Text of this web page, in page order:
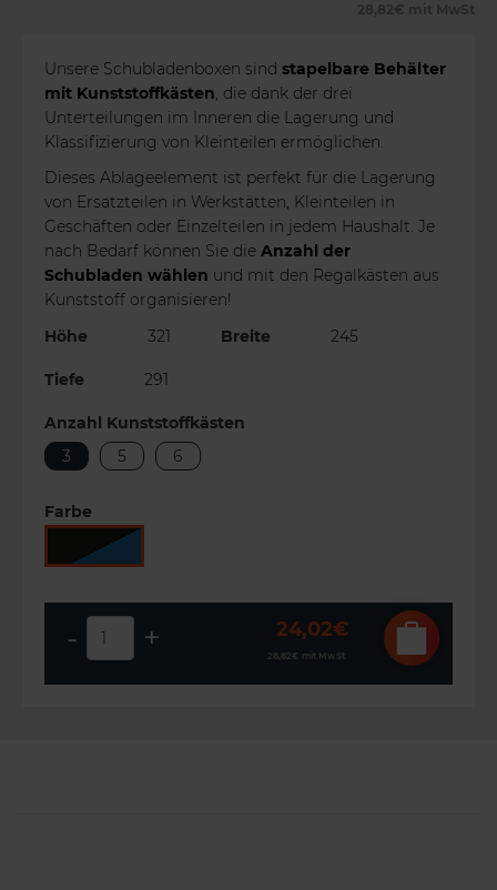
Unsere Schubladenboxen sind stapelbare Behälter
mit Kunststoffkästen, die dank der drei
Unterteilungen im Inneren die Lagerung und
Klassifizierung von Kleinteilen ermöglichen.
Dieses Ablageelement ist perfekt für die Lagerung
von Ersatzteilen in Werkstätten, Kleinteilen in
Geschäften oder Einzelteilen in jedem Haushalt. Je
nach Bedarf können Sie die Anzahl der
Schubladen wählen und mit den Regalkästen aus
Kunststoff organisieren!
Höhe
321 Breite 245
Tiefe 291
Anzahl Kunststoffkästen
3
5 6
Farbe
- + 28,82€ mit MwSt
24,02€